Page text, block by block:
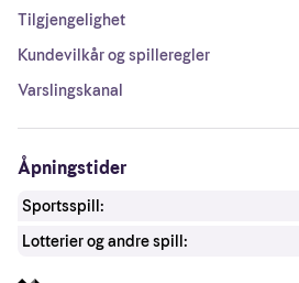
Tilgjengelighet
Kundevilkår og spilleregler
Varslingskanal
Åpningstider
Sportsspill:
Lotterier og andre spill: